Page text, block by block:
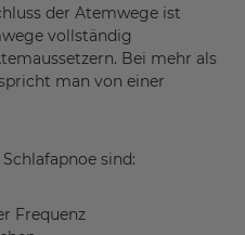
der Atemwege ist
vollständig
Bei mehr als
man von einer
sind:
Frequenz